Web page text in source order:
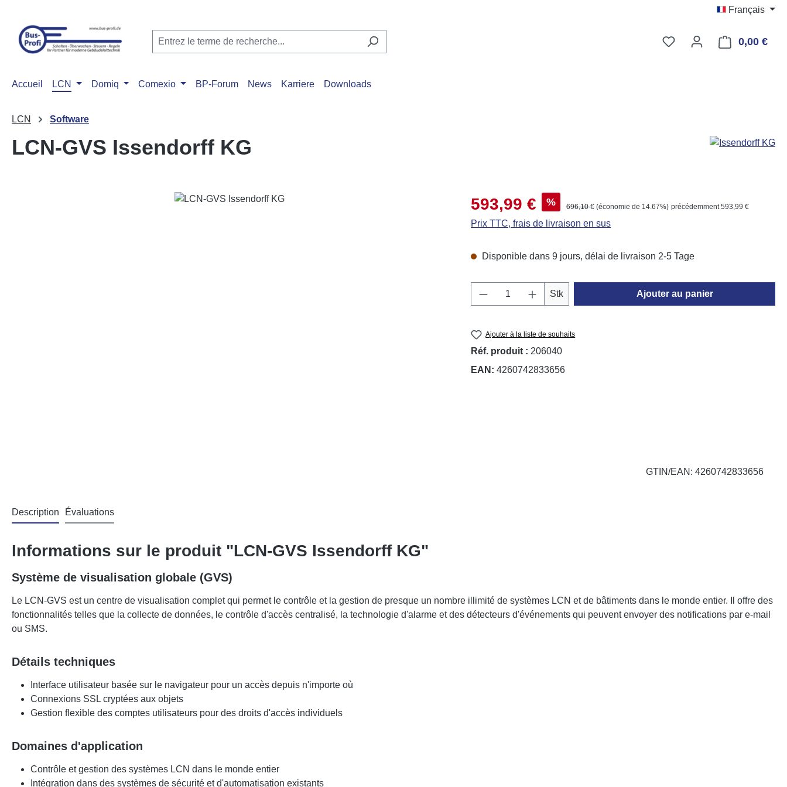
Français
Vous avez 0 articles
0,00 €Le
Accueil LCN Domiq Comexio BP-Forum News Karriere Downloads
LCN Software
LCN-GVS Issendorff KG
Prix de vente :
593,99 € % Prix régulier :
696,10 € (économie de 14.67%) précédemment 593,99 €
Prix TTC, frais de livraison en sus
Disponible dans 9 jours, délai de livraison 2-5 Tage
Quantité de produit : Entrez la quantité souhaitée
Stk Ajouter au panier
Ajouter à la liste de souhaits
Réf. produit : 206040
EAN: 4260742833656
GTIN/EAN: 4260742833656
Description Évaluations
Informations sur le produit "LCN-GVS Issendorff KG"
Système de visualisation globale (GVS)
Le LCN-GVS est un centre de visualisation complet qui permet le contrôle et la gestion de presque un nombre illimité de systèmes LCN et de bâtiments dans le monde entier. Il offre des
fonctionnalités telles que la collecte de données, le contrôle d'accès centralisé, la technologie d'alarme et des détecteurs d'événements qui peuvent envoyer des notifications par e-mail
ou SMS.
Détails techniques
Interface utilisateur basée sur le navigateur pour un accès depuis n'importe où
Connexions SSL cryptées aux objets
Gestion flexible des comptes utilisateurs pour des droits d'accès individuels
Domaines d'application
Contrôle et gestion des systèmes LCN dans le monde entier
Intégration dans des systèmes de sécurité et d'automatisation existants